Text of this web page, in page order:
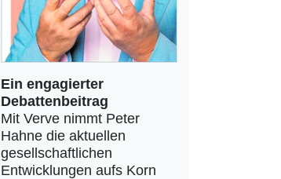
Ein engagierter
Debattenbeitrag
Mit Verve nimmt Peter
Hahne die aktuellen
gesellschaftlichen
Entwicklungen aufs Korn